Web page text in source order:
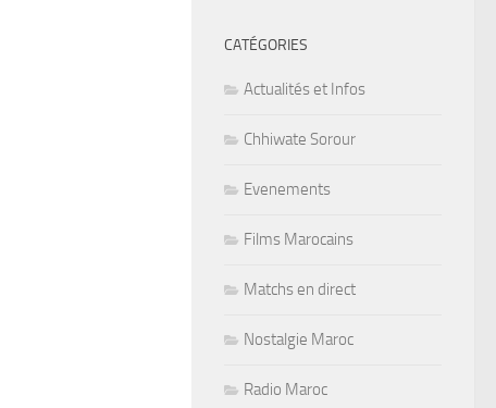
CATÉGORIES
Actualités et Infos
Chhiwate Sorour
Evenements
Films Marocains
Matchs en direct
Nostalgie Maroc
Radio Maroc